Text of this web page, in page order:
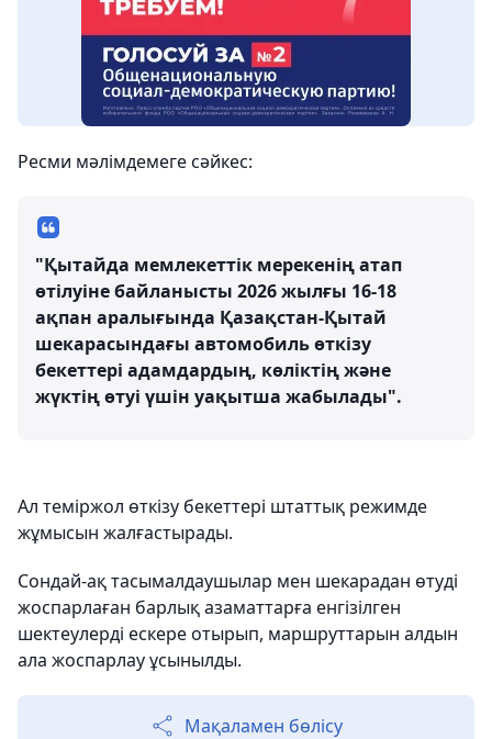
Ресми мәлімдемеге сәйкес:
"Қытайда мемлекеттік мерекенің атап
өтілуіне байланысты 2026 жылғы 16-18
ақпан аралығында Қазақстан-Қытай
шекарасындағы автомобиль өткізу
бекеттері адамдардың, көліктің және
жүктің өтуі үшін уақытша жабылады".
Ал теміржол өткізу бекеттері штаттық режимде
жұмысын жалғастырады.
Сондай-ақ тасымалдаушылар мен шекарадан өтуді
жоспарлаған барлық азаматтарға енгізілген
шектеулерді ескере отырып, маршруттарын алдын
ала жоспарлау ұсынылды.
Мақаламен бөлісу